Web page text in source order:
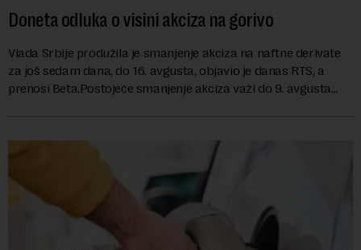
Doneta odluka o visini akciza na gorivo
Vlada Srbije produžila je smanjenje akciza na naftne derivate
za još sedam dana, do 16. avgusta, objavio je danas RTS, a
prenosi Beta.Postojeće smanjenje akciza važi do 9. avgusta